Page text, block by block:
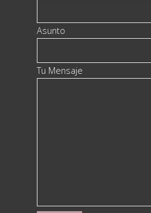
Asunto
Tu Mensaje